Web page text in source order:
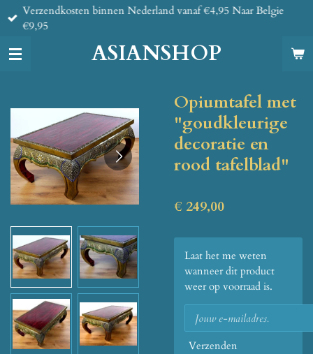
Ga
direct
de
ASIANSHOP
Verzendkosten binnen Nederland vanaf €4,95 Naar Belgie
€9,95
Opiumtafel met
"goudkleurige
decoratie en
rood tafelblad"
€ 249,00
Laat het me weten
wanneer dit product
weer op voorraad is.
Verzenden